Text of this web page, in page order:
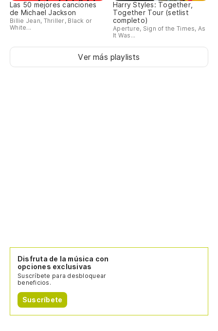
Las 50 mejores canciones
de Michael Jackson
Billie Jean, Thriller, Black or
White...
Harry Styles: Together,
Together Tour (setlist
completo)
Aperture, Sign of the Times, As
It Was...
Ver más playlists
Disfruta de la música con
opciones exclusivas
Suscríbete para desbloquear
beneficios.
Suscríbete